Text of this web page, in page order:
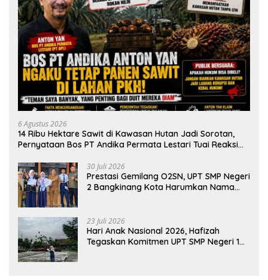
6 Agustus 2026
14 Ribu Hektare Sawit di Kawasan Hutan Jadi Sorotan,
Pernyataan Bos PT Andika Permata Lestari Tuai Reaksi
30 Juli 2026
Prestasi Gemilang O2SN, UPT SMP Negeri
2 Bangkinang Kota Harumkan Nama
23 Juli 2026
Hari Anak Nasional 2026, Hafizah
Tegaskan Komitmen UPT SMP Negeri 1